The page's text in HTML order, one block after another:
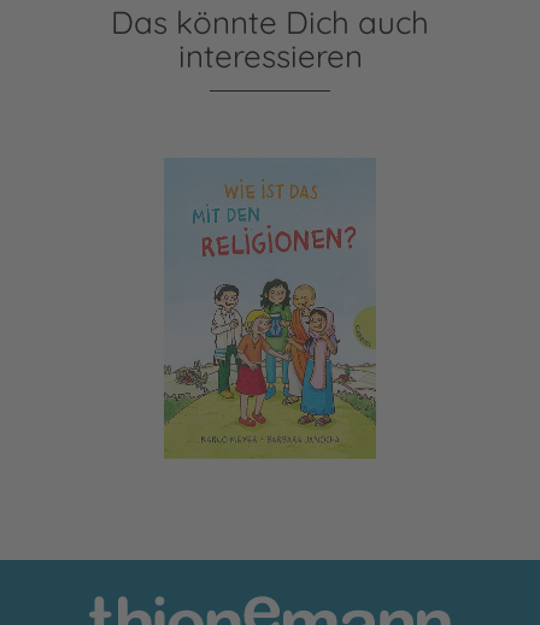
Das könnte Dich auch
interessieren
Wie ist das mit den Religionen?